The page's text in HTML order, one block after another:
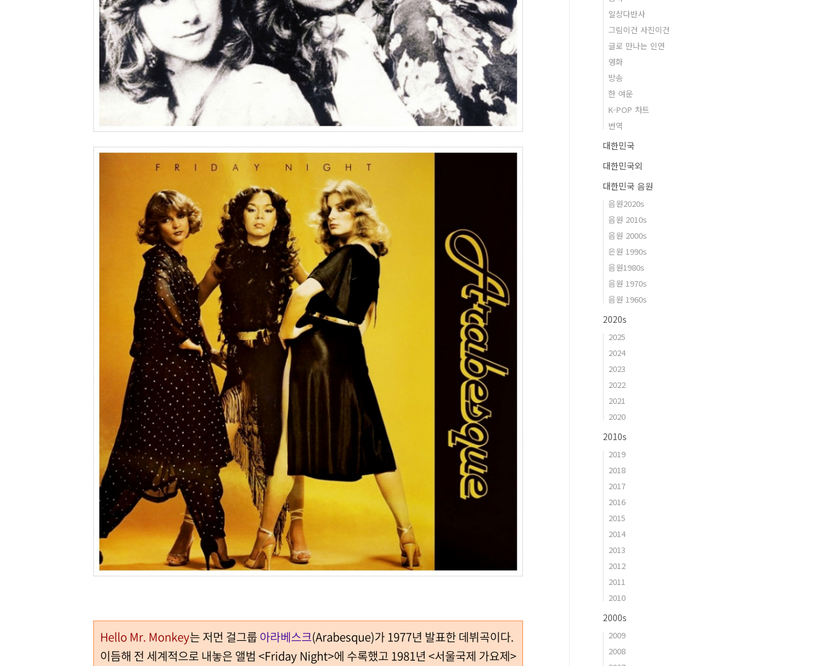
Hello Mr. Monkey는 저먼 걸그룹아라베스크(Arabesque)가 1977년 발표한 데뷔곡이다.
이듬해 전 세계적으로 내놓은 앨범 <Friday Night>에 수록했고 1981년 <서울국제 가요제>
일상다반사
그림이건 사진이건
글로 만나는 인연
영화
방송
한 여운
K-POP 차트
번역
대한민국
대한민국외
대한민국 음원
음원2020s
음원 2010s
음원 2000s
은원 1990s
음원1980s
음원 1970s
음원 1960s
2020s
2025
2024
2023
2022
2021
2020
2010s
2019
2018
2017
2016
2015
2014
2013
2012
2011
2010
2000s
2009
2008